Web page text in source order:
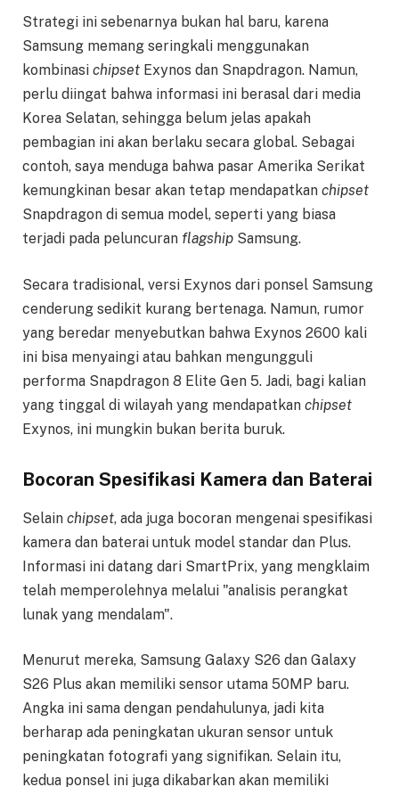
Strategi ini sebenarnya bukan hal baru, karena
Samsung memang seringkali menggunakan
kombinasi chipset Exynos dan Snapdragon. Namun,
perlu diingat bahwa informasi ini berasal dari media
Korea Selatan, sehingga belum jelas apakah
pembagian ini akan berlaku secara global. Sebagai
contoh, saya menduga bahwa pasar Amerika Serikat
kemungkinan besar akan tetap mendapatkan chipset
Snapdragon di semua model, seperti yang biasa
terjadi pada peluncuran flagship Samsung.
Secara tradisional, versi Exynos dari ponsel Samsung
cenderung sedikit kurang bertenaga. Namun, rumor
yang beredar menyebutkan bahwa Exynos 2600 kali
ini bisa menyaingi atau bahkan mengungguli
performa Snapdragon 8 Elite Gen 5. Jadi, bagi kalian
yang tinggal di wilayah yang mendapatkan chipset
Exynos, ini mungkin bukan berita buruk.
Bocoran Spesifikasi Kamera dan Baterai
Selain chipset, ada juga bocoran mengenai spesifikasi
kamera dan baterai untuk model standar dan Plus.
Informasi ini datang dari SmartPrix, yang mengklaim
telah memperolehnya melalui "analisis perangkat
lunak yang mendalam".
Menurut mereka, Samsung Galaxy S26 dan Galaxy
S26 Plus akan memiliki sensor utama 50MP baru.
Angka ini sama dengan pendahulunya, jadi kita
berharap ada peningkatan ukuran sensor untuk
peningkatan fotografi yang signifikan. Selain itu,
kedua ponsel ini juga dikabarkan akan memiliki